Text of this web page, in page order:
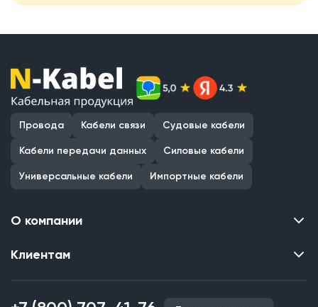
Провода Кабели связи Судовые кабели
Кабели передачи данных Силовые кабели
Универсальные кабели Импортные кабели
О компании
Контакты
Наши объекты
Клиентам